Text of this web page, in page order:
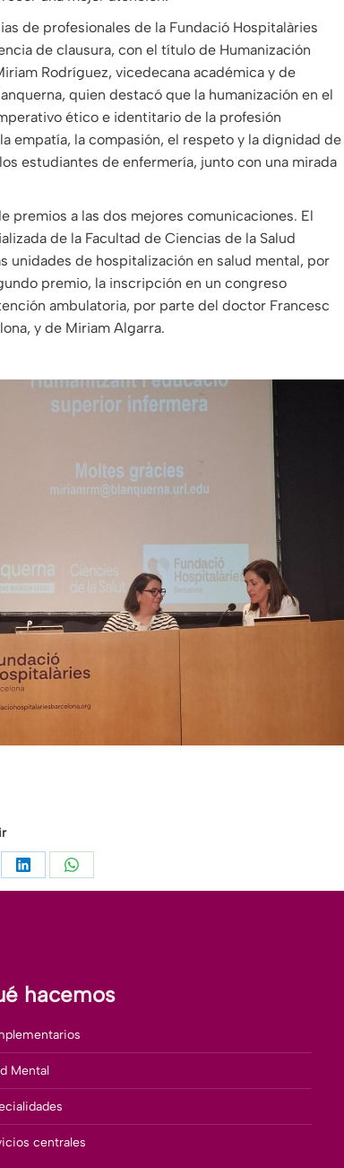
de profesionales de la Fundació Hospitalàries
de clausura, con el título de Humanización
Rodríguez, vicedecana académica y de
quien destacó que la humanización en el
ético e identitario de la profesión
empatía, la compasión, el respeto y la dignidad de
estudiantes de enfermería, junto con una mirada
premios a las dos mejores comunicaciones. El
de la Facultad de Ciencias de la Salud
unidades de hospitalización en salud mental, por
premio, la inscripción en un congreso
ambulatoria, por parte del doctor Francesc
​​y de Miriam Algarra.
CompartirCompartir
hacemos
Mental
centrales